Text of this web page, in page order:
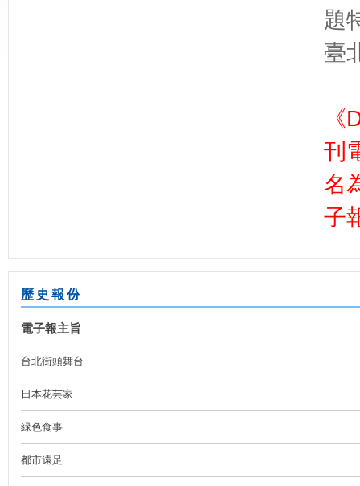
題
臺
刊
名
子
歷史報份
電子報主旨
台北街頭舞台
日本花芸家
緑色食事
都市遠足